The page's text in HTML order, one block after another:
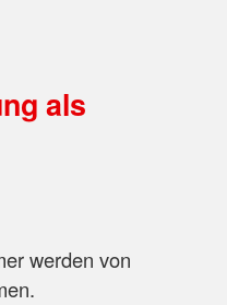
als
werden von